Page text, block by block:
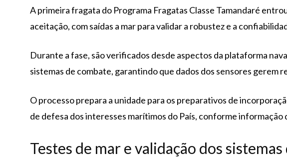
A primeira fragata do Programa Fragatas Classe Tamandaré
aceitação, com saídas a mar para validar a robustez e a
Durante a fase, são verificados desde aspectos da plataforma
sistemas de combate, garantindo que dados dos sensores gerem
O processo prepara a unidade para os preparativos de
de defesa dos interesses marítimos do País, conforme informação
Testes de mar e validação dos